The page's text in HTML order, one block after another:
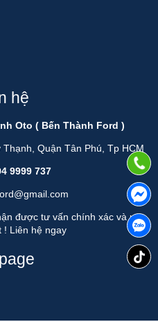
hệ
Oto ( Bến Thành Ford )
Quận Tân Phú, Tp HCM
9999 737
được tư vấn chính xác và ưu
! Liên hệ ngay